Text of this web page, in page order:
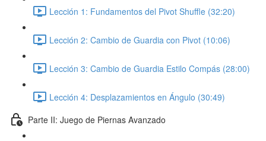
Lección 1: Fundamentos del Pivot Shuffle (32:20)
Lección 2: Cambio de Guardia con Pivot (10:06)
Lección 3: Cambio de Guardia Estilo Compás (28:00)
Lección 4: Desplazamientos en Ángulo (30:49)
Parte II: Juego de Piernas Avanzado